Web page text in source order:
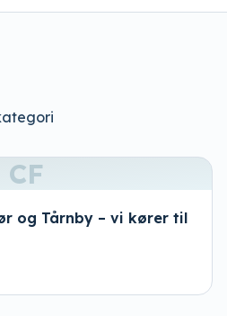
CF
og Tårnby – vi kører til